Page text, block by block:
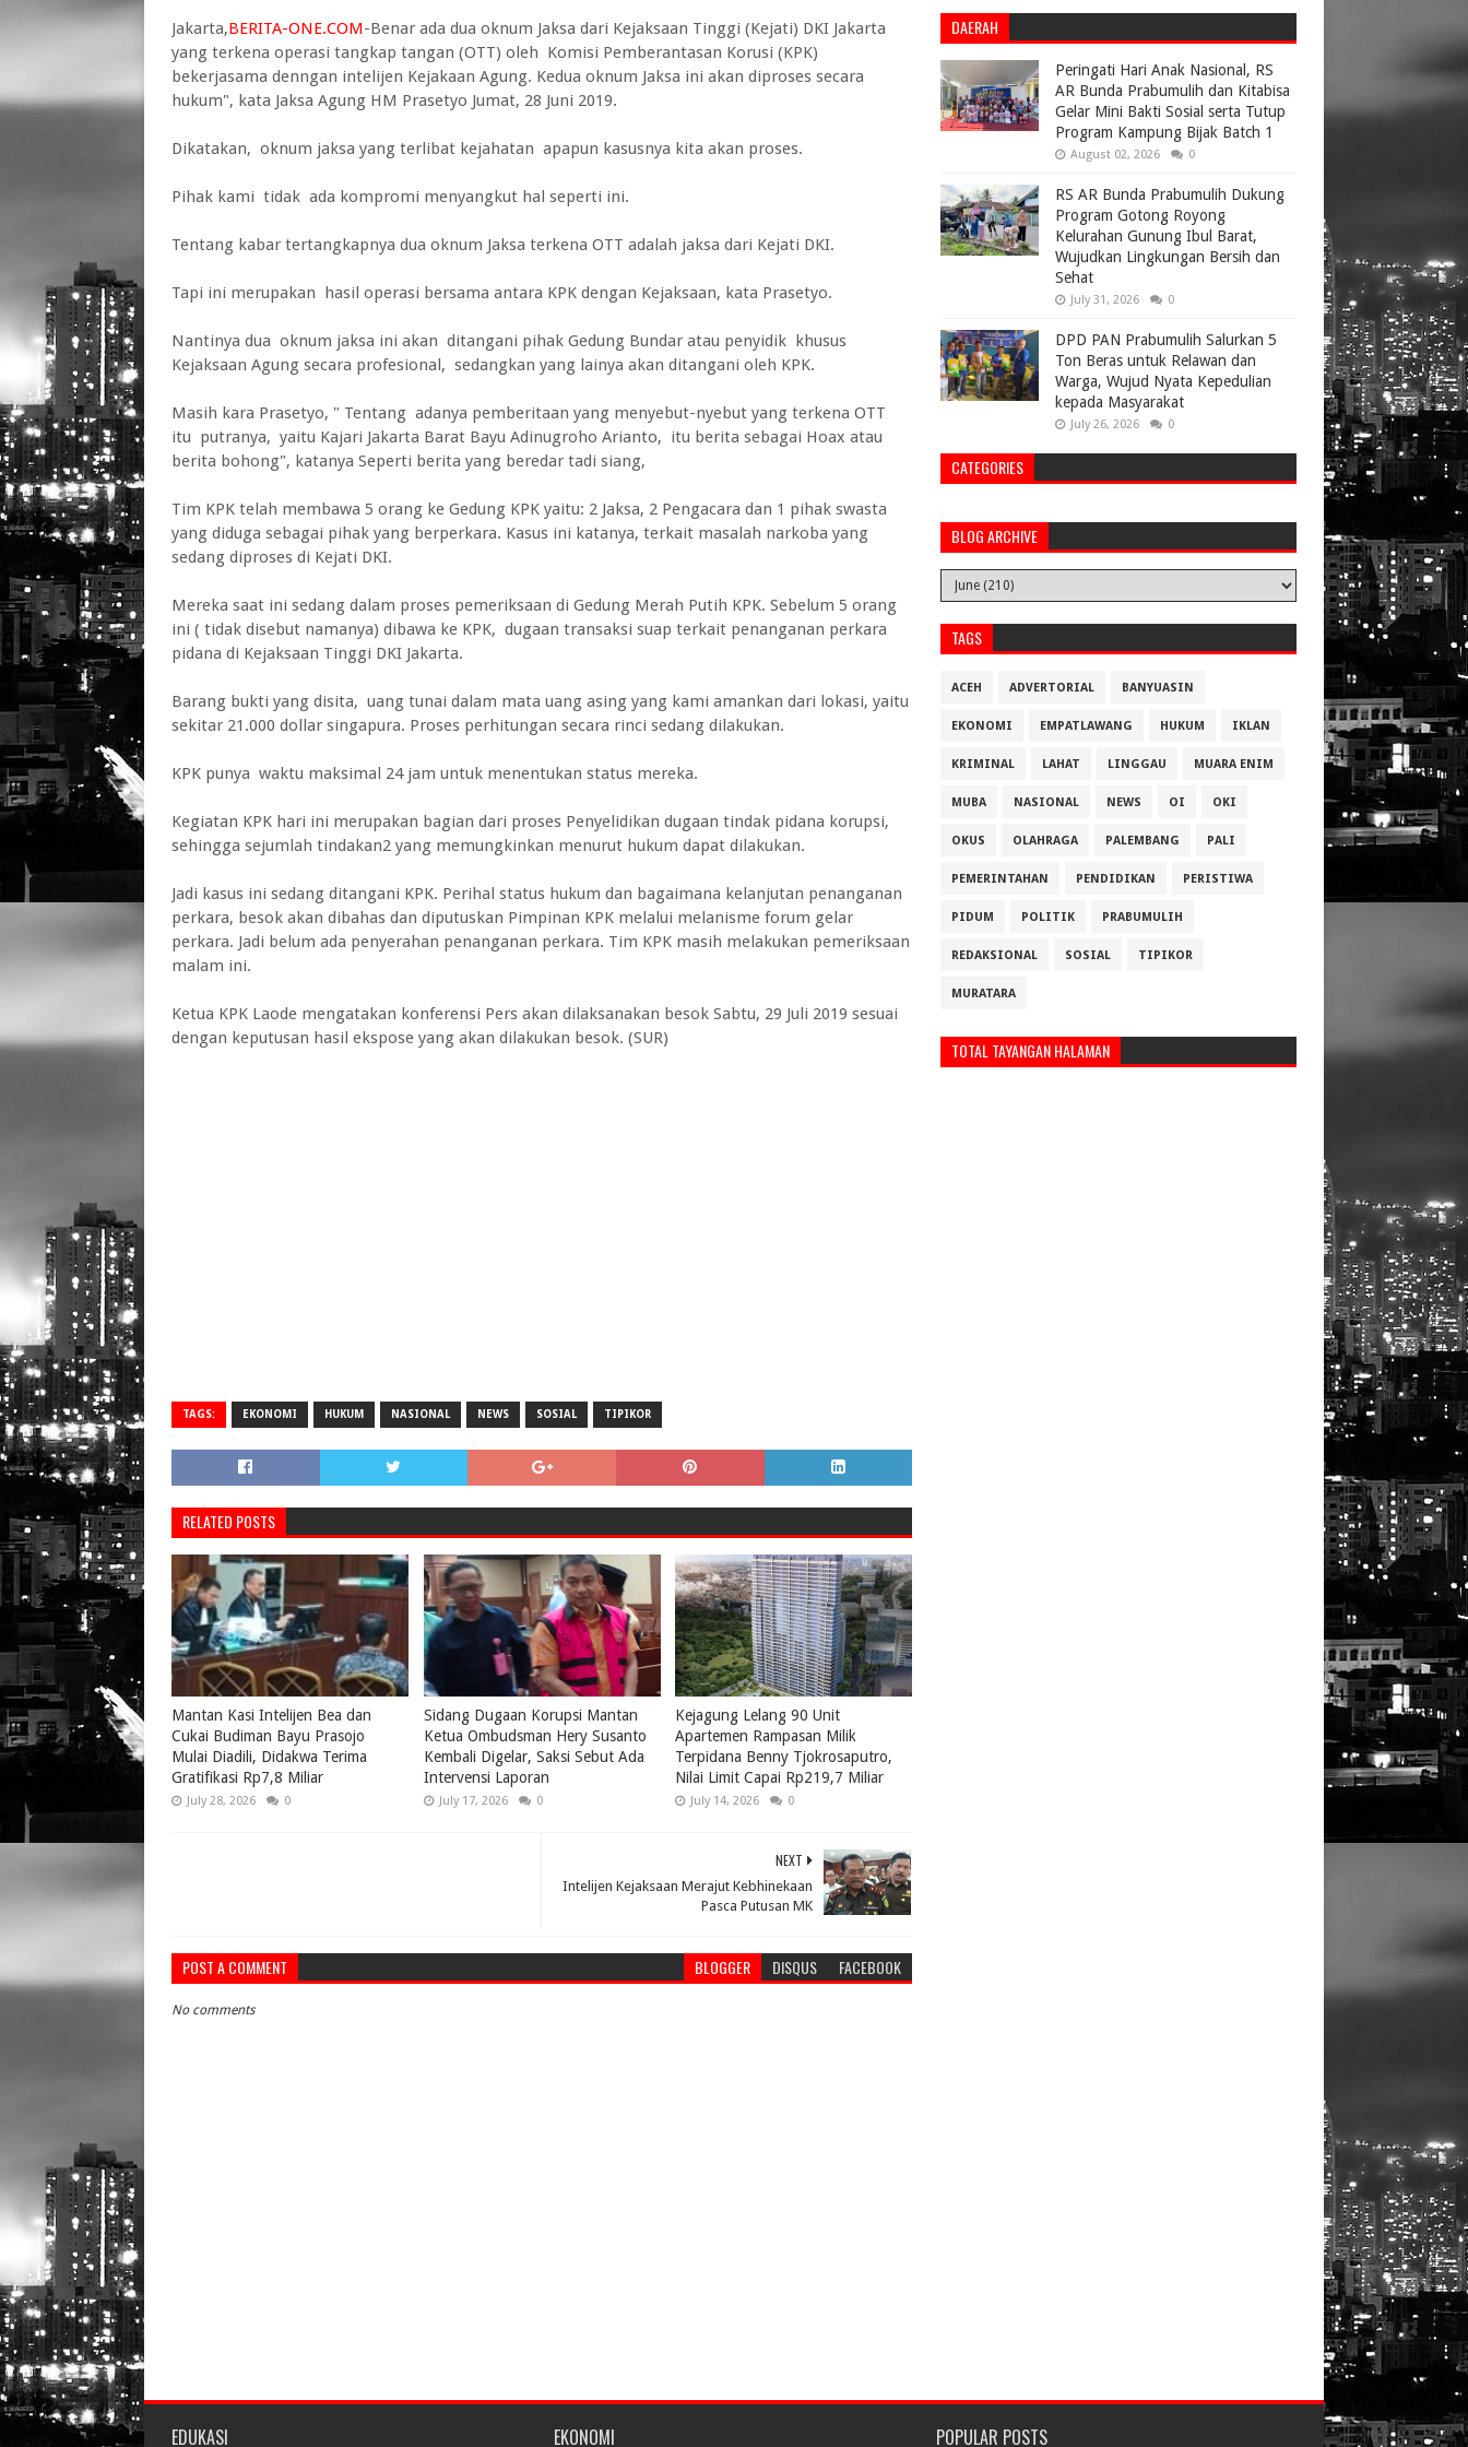
Jakarta,BERITA-ONE.COM-Benar ada dua oknum Jaksa dari Kejaksaan Tinggi (Kejati) DKI Jakarta
yang terkena operasi tangkap tangan (OTT) oleh Komisi Pemberantasan Korusi (KPK)
bekerjasama denngan intelijen Kejakaan Agung. Kedua oknum Jaksa ini akan diproses secara
hukum", kata Jaksa Agung HM Prasetyo Jumat, 28 Juni 2019.
Dikatakan, oknum jaksa yang terlibat kejahatan apapun kasusnya kita akan proses.
Pihak kami tidak ada kompromi menyangkut hal seperti ini.
Tentang kabar tertangkapnya dua oknum Jaksa terkena OTT adalah jaksa dari Kejati DKI.
Tapi ini merupakan hasil operasi bersama antara KPK dengan Kejaksaan, kata Prasetyo.
Nantinya dua oknum jaksa ini akan ditangani pihak Gedung Bundar atau penyidik khusus
Kejaksaan Agung secara profesional, sedangkan yang lainya akan ditangani oleh KPK.
Masih kara Prasetyo, " Tentang adanya pemberitaan yang menyebut-nyebut yang terkena OTT
itu putranya, yaitu Kajari Jakarta Barat Bayu Adinugroho Arianto, itu berita sebagai Hoax atau
berita bohong", katanya Seperti berita yang beredar tadi siang,
Tim KPK telah membawa 5 orang ke Gedung KPK yaitu: 2 Jaksa, 2 Pengacara dan 1 pihak swasta
yang diduga sebagai pihak yang berperkara. Kasus ini katanya, terkait masalah narkoba yang
sedang diproses di Kejati DKI.
Mereka saat ini sedang dalam proses pemeriksaan di Gedung Merah Putih KPK. Sebelum 5 orang
ini ( tidak disebut namanya) dibawa ke KPK, dugaan transaksi suap terkait penanganan perkara
pidana di Kejaksaan Tinggi DKI Jakarta.
Barang bukti yang disita, uang tunai dalam mata uang asing yang kami amankan dari lokasi, yaitu
sekitar 21.000 dollar singapura. Proses perhitungan secara rinci sedang dilakukan.
KPK punya waktu maksimal 24 jam untuk menentukan status mereka.
Kegiatan KPK hari ini merupakan bagian dari proses Penyelidikan dugaan tindak pidana korupsi,
sehingga sejumlah tindakan2 yang memungkinkan menurut hukum dapat dilakukan.
Jadi kasus ini sedang ditangani KPK. Perihal status hukum dan bagaimana kelanjutan penanganan
perkara, besok akan dibahas dan diputuskan Pimpinan KPK melalui melanisme forum gelar
perkara. Jadi belum ada penyerahan penanganan perkara. Tim KPK masih melakukan pemeriksaan
malam ini.
Ketua KPK Laode mengatakan konferensi Pers akan dilaksanakan besok Sabtu, 29 Juli 2019 sesuai
dengan keputusan hasil ekspose yang akan dilakukan besok. (SUR)
TAGS: EKONOMI HUKUM NASIONAL NEWS SOSIAL TIPIKOR
RELATED POSTS
Mantan Kasi Intelijen Bea dan
Cukai Budiman Bayu Prasojo
Mulai Diadili, Didakwa Terima
Gratifikasi Rp7,8 Miliar
July 28, 2026 0
Sidang Dugaan Korupsi Mantan
Ketua Ombudsman Hery Susanto
Kembali Digelar, Saksi Sebut Ada
Intervensi Laporan
July 17, 2026 0
Kejagung Lelang 90 Unit
Apartemen Rampasan Milik
Terpidana Benny Tjokrosaputro,
Nilai Limit Capai Rp219,7 Miliar
July 14, 2026 0
NEXT
Intelijen Kejaksaan Merajut Kebhinekaan
Pasca Putusan MK
POST A COMMENT BLOGGER DISQUS FACEBOOK
No comments
DAERAH
Peringati Hari Anak Nasional, RS
AR Bunda Prabumulih dan Kitabisa
Gelar Mini Bakti Sosial serta Tutup
Program Kampung Bijak Batch 1
August 02, 2026 0
RS AR Bunda Prabumulih Dukung
Program Gotong Royong
Kelurahan Gunung Ibul Barat,
Wujudkan Lingkungan Bersih dan
Sehat
July 31, 2026 0
DPD PAN Prabumulih Salurkan 5
Ton Beras untuk Relawan dan
Warga, Wujud Nyata Kepedulian
kepada Masyarakat
July 26, 2026 0
CATEGORIES
BLOG ARCHIVE
TAGS
ACEH ADVERTORIAL BANYUASIN
EKONOMI EMPATLAWANG HUKUM IKLAN
KRIMINAL LAHAT LINGGAU MUARA ENIM
MUBA NASIONAL NEWS OI OKI
OKUS OLAHRAGA PALEMBANG PALI
PEMERINTAHAN PENDIDIKAN PERISTIWA
PIDUM POLITIK PRABUMULIH
REDAKSIONAL SOSIAL TIPIKOR
MURATARA
TOTAL TAYANGAN HALAMAN
EDUKASI EKONOMI POPULAR POSTS